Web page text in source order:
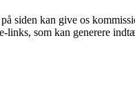
siden kan give os
som kan generere